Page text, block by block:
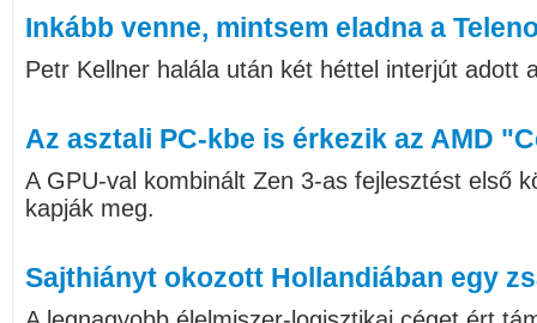
Inkább venne, mintsem eladna a
Petr Kellner halála után két héttel interjút adott
Az asztali PC-kbe is érkezik az AMD
A GPU-val kombinált Zen 3-as fejlesztést első
kapják meg.
Sajthiányt okozott Hollandiában egy